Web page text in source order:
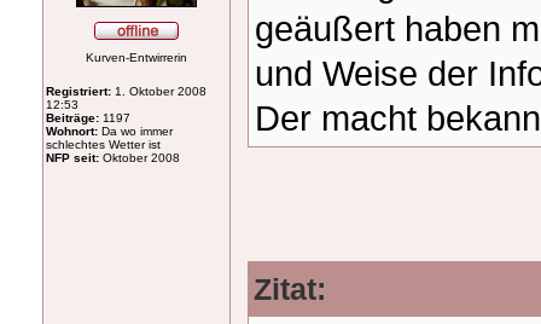
Kurven-Entwirrerin
Registriert: 1. Oktober 2008
12:53
Beiträge: 1197
Wohnort: Da wo immer
schlechtes Wetter ist
NFP seit: Oktober 2008
geäußert haben
und Weise der
Der macht
Zitat: